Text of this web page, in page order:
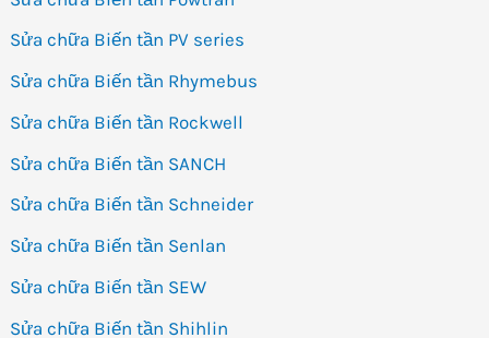
Sửa chữa Biến tần PV series
Sửa chữa Biến tần Rhymebus
Sửa chữa Biến tần Rockwell
Sửa chữa Biến tần SANCH
Sửa chữa Biến tần Schneider
Sửa chữa Biến tần Senlan
Sửa chữa Biến tần SEW
Sửa chữa Biến tần Shihlin